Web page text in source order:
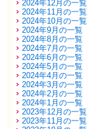
2024年12月の一覧
2024年11月の一覧
2024年10月の一覧
2024年9月の一覧
2024年8月の一覧
2024年7月の一覧
2024年6月の一覧
2024年5月の一覧
2024年4月の一覧
2024年3月の一覧
2024年2月の一覧
2024年1月の一覧
2023年12月の一覧
2023年11月の一覧